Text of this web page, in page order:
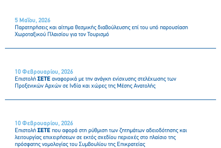
5 Μαΐου, 2026
Παρατηρήσεις και αίτημα θεσμικής διαβούλευσης επί του υπό παρουσίαση
Χωροταξικού Πλαισίου για τον Τουρισμό
10 Φεβρουαρίου, 2026
Επιστολή ΣΕΤΕ αναφορικά με την ανάγκη ενίσχυσης στελέχωσης των
Προξενικών Αρχών σε Ινδία και χώρες της Μέσης Ανατολής
10 Φεβρουαρίου, 2026
Επιστολή ΣΕΤΕ που αφορά στη ρύθμιση των ζητημάτων αδειοδότησης και
λειτουργίας επιχειρήσεων σε εκτός σχεδίου περιοχές στο πλαίσιο της
πρόσφατης νομολογίας του Συμβουλίου της Επικρατείας